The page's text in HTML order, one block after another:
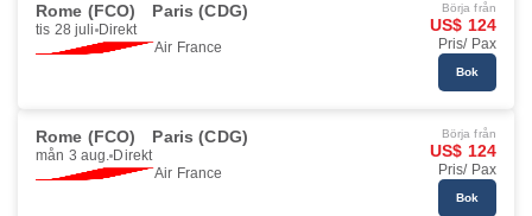
Rome (FCO) Paris (CDG)
tis 28 juli Direkt
Air France
Börja från
US$ 124
Pris/ Pax
Bok
Rome (FCO) Paris (CDG)
mån 3 aug. Direkt
Air France
Börja från
US$ 124
Pris/ Pax
Bok